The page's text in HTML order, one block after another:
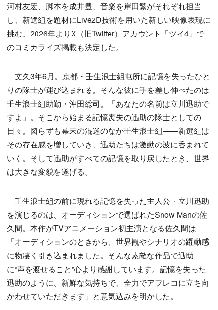
河村友宏、脚本を成井豊、音楽を岸田繁がそれぞれ担当
し、新選組を題材にLive2D技術を用いた新しい映像表現に
挑む。2026年よりX（旧Twitter）アカウント「ツイ4」で
のコミカライズ掲載も決定した。
文久3年6月。京都・壬生浪士組屯所に記憶を失ったひと
りの隊士が運び込まれる。そんな彼に手を差し伸べたのは
壬生浪士組助勤・沖田総司。「あなたの名前は立川迅助で
すよ」。そこから始まる記憶喪失の迅助の隊士としての
日々。図らずも幕末の混迷のなか壬生浪士組——新選組は
その存在感を増していき、迅助たちは激動の波に呑まれて
いく。そして迅助がすべての記憶を取り戻したとき、世界
は大きな変貌を遂げる。
壬生浪士組の前に現れる記憶を失った主人公・立川迅助
を演じるのは、オーディションで選ばれたSnow Manの佐
久間。本作がTVアニメーション初主演となる佐久間は
「オーディションのときから、世界観やシナリオの躍動感
に物凄く引き込まれました。そんな素敵な作品で迅助
に“声を渡せること”心より感謝しています。記憶を失った
迅助のように、新鮮な気持ちで、全力でアフレコに立ち向
かわせていただきます」と意気込みを明かした。